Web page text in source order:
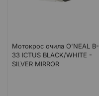
Мотокрос очила O'NEAL B-
33 ICTUS BLACK/WHITE -
SILVER MIRROR